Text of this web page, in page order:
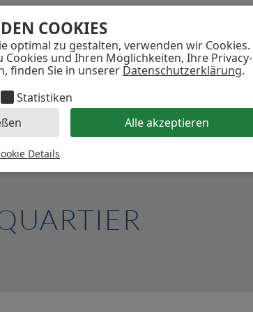
COOKIES
optimal zu gestalten, verwenden wir Cookies.
und Ihren Möglichkeiten, Ihre Privacy-
finden Sie in unserer Datenschutzerklärung.
Statistiken
Alle akzeptieren
Details
COOKIES
PROJEKTE PRESSE